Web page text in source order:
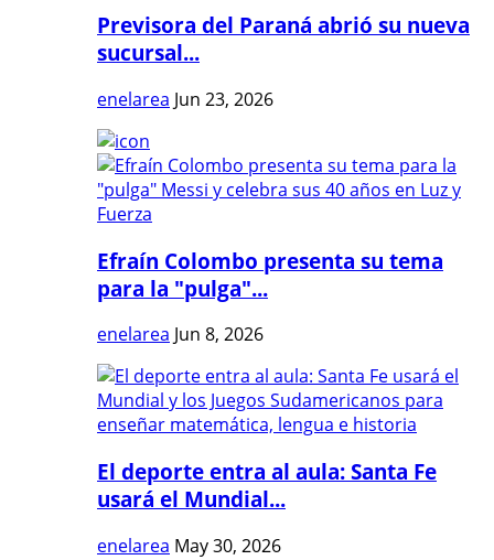
Previsora del Paraná abrió su nueva
sucursal...
enelarea Jun 23, 2026
Efraín Colombo presenta su tema
para la "pulga"...
enelarea Jun 8, 2026
El deporte entra al aula: Santa Fe
usará el Mundial...
enelarea May 30, 2026